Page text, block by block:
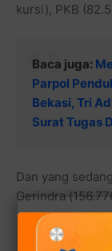
kursi), PKB
Baca juga:
Parpol
Bekasi, Tri
Surat Tugas
Dan yang
Gerindra